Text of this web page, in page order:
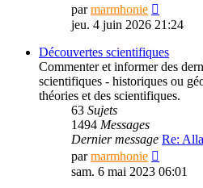
parmarmhonie
le
message
jeu. 4 juin 2026 21:24
Découvertes scientifiques
Commenter et informer des
scientifiques - historiques ou
théories et des scientifiques.
63 Sujets
1494 Messages
Dernier message Re:
parmarmhonie
le
sam. 6 mai 2023 06:01